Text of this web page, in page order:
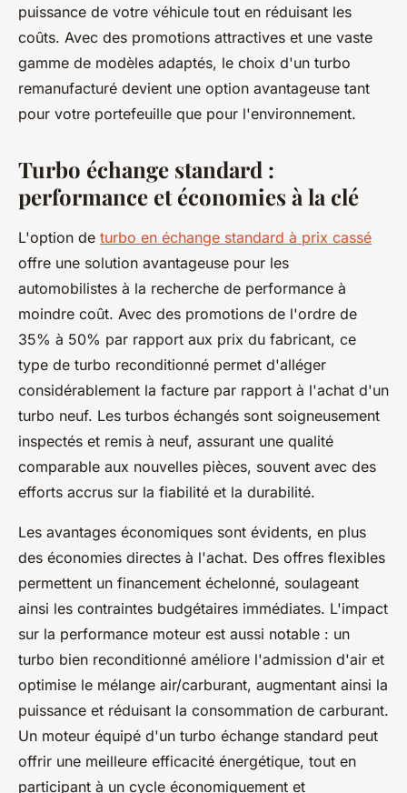
puissance de votre véhicule tout en réduisant les
coûts. Avec des promotions attractives et une vaste
gamme de modèles adaptés, le choix d'un turbo
remanufacturé devient une option avantageuse tant
pour votre portefeuille que pour l'environnement.
Turbo échange standard :
performance et économies à la clé
L'option de turbo en échange standard à prix cassé
offre une solution avantageuse pour les
automobilistes à la recherche de performance à
moindre coût. Avec des promotions de l'ordre de
35% à 50% par rapport aux prix du fabricant, ce
type de turbo reconditionné permet d'alléger
considérablement la facture par rapport à l'achat d'un
turbo neuf. Les turbos échangés sont soigneusement
inspectés et remis à neuf, assurant une qualité
comparable aux nouvelles pièces, souvent avec des
efforts accrus sur la fiabilité et la durabilité.
Les avantages économiques sont évidents, en plus
des économies directes à l'achat. Des offres flexibles
permettent un financement échelonné, soulageant
ainsi les contraintes budgétaires immédiates. L'impact
sur la performance moteur est aussi notable : un
turbo bien reconditionné améliore l'admission d'air et
optimise le mélange air/carburant, augmentant ainsi la
puissance et réduisant la consommation de carburant.
Un moteur équipé d'un turbo échange standard peut
offrir une meilleure efficacité énergétique, tout en
participant à un cycle économiquement et